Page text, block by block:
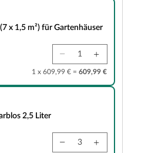
x 1,5 m²) für Gartenhäuser
1 x 609,99 € = 609,99 €
2,5 Liter